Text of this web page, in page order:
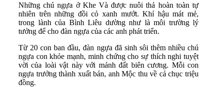
Những chú ngựa ở Khe Và được nuôi thả hoàn toàn tự
nhiên trên những đồi cỏ xanh mướt. Khí hậu mát mẻ,
trong lành của Bình Liêu dường như là môi trường lý
tưởng để cho đàn ngựa của các anh phát triển.
Từ 20 con ban đầu, đàn ngựa đã sinh sôi thêm nhiều chú
ngựa con khỏe mạnh, minh chứng cho sự thích nghi tuyệt
vời của loài vật này với mảnh đất biên cương. Mỗi con
ngựa trưởng thành xuất bán, anh Mộc thu về cả chục triệu
đồng.